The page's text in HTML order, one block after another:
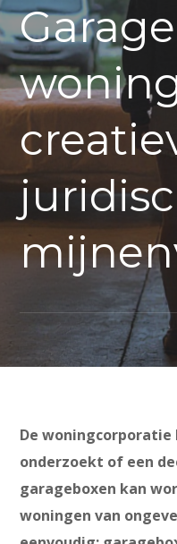
De
onderzoekt of een
garageboxen kan
woningen van